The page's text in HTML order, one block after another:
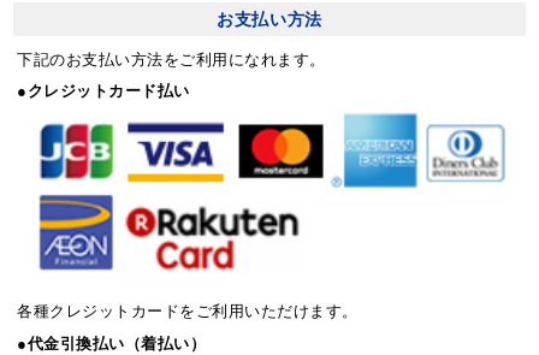
お支払い方法
下記のお支払い方法をご利用になれます。
●クレジットカード払い
各種クレジットカードをご利用いただけます。
●代金引換払い（着払い）